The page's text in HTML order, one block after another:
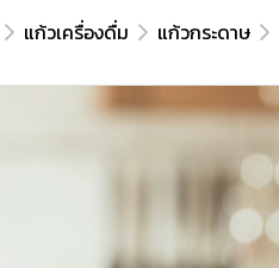
แก้วเครื่องดื่ม แก้วกระดาษ